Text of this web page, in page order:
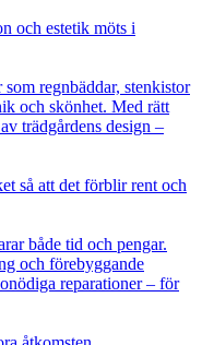
och estetik möts i
regnbäddar, stenkistor
och skönhet. Med rätt
trädgårdens design –
så att det förblir rent och
både tid och pengar.
och förebyggande
reparationer – för